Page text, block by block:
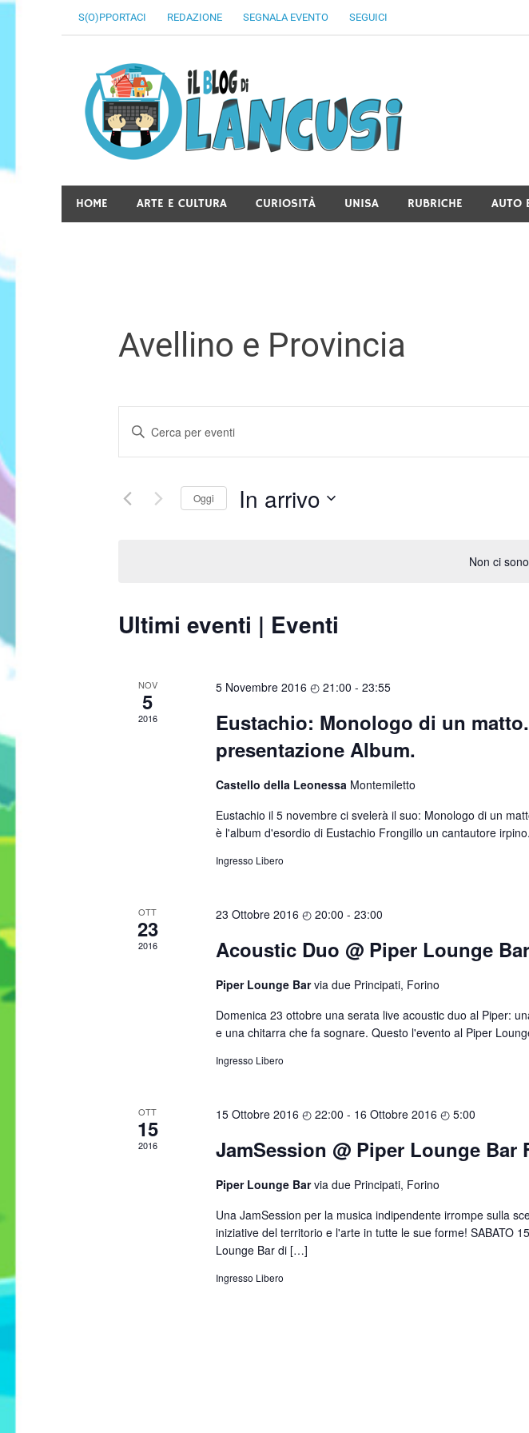
S(O)PPORTACI REDAZIONE SEGNALA EVENTO SEGUICI
Il Blog
HOME ARTE E CULTURA CURIOSITÀ UNISA RUBRICHE AUTO
Non ci
Avellino e Provincia
Eventi
Ricerca
Inserisci
Eventi
Oggi In arrivo
Ultimi eventi | Eventi
NOV
5
2016
5 Novembre 2016 ◴ 21:00 - 23:55
Eustachio: Monologo di un
presentazione Album.
Castello della Leonessa Montemiletto
Eustachio il 5 novembre ci svelerà il suo: Monologo di un
è l'album d'esordio di Eustachio Frongillo un cantautore
Ingresso Libero
OTT
23
2016
23 Ottobre 2016 ◴ 20:00 - 23:00
Acoustic Duo @ Piper Lounge Bar
Piper Lounge Barvia due Principati, Forino
Domenica 23 ottobre una serata live acoustic duo al Piper:
e una chitarra che fa sognare. Questo l'evento al Piper
Ingresso Libero
OTT
15
2016
15 Ottobre 2016 ◴ 22:00 - 16 Ottobre 2016 ◴ 5:00
JamSession @ Piper Lounge Bar
Piper Lounge Barvia due Principati, Forino
Una JamSession per la musica indipendente irrompe sulla
iniziative del territorio e l'arte in tutte le sue forme! SABATO
Lounge Bar di […]
Ingresso Libero